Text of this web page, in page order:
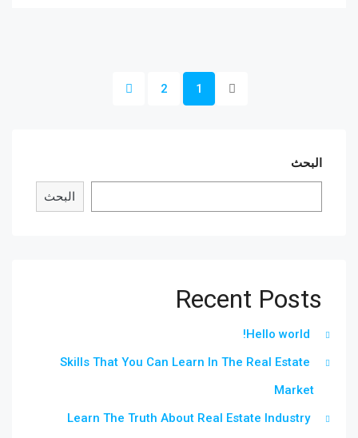
1
2
البحث
البحث
Recent Posts
Hello world!
Skills That You Can Learn In The Real Estate
Market
Learn The Truth About Real Estate Industry